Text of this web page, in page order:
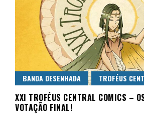
BANDA DESENHADA TROFÉUS
XXI TROFÉUS CENTRAL COMICS –
VOTAÇÃO FINAL!